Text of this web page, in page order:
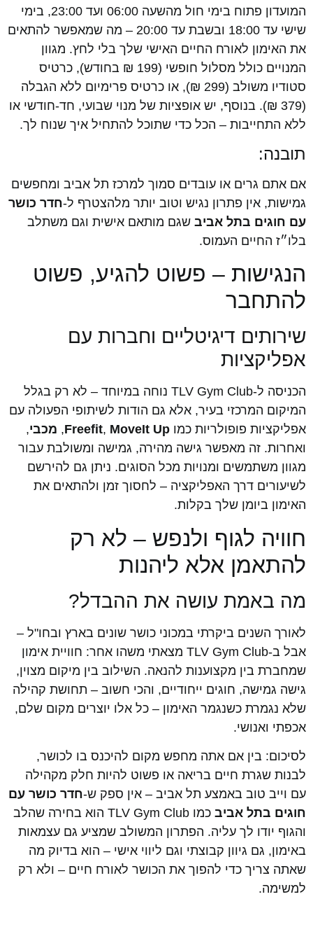
המועדון פתוח בימי חול מהשעה 06:00 ועד 23:00, בימי
שישי עד 18:00 ובשבת עד 20:00 – מה שמאפשר להתאים
את האימון לאורח החיים האישי שלך בלי לחץ. מגוון
המנויים כולל מסלול חופשי (199 ₪ בחודש), כרטיס
סטודיו משולב (299 ₪), או כרטיס פרימיום ללא הגבלה
(379 ₪). בנוסף, יש אופציות של מנוי שבועי, חד-חודשי או
ללא התחייבות – הכל כדי שתוכל להתחיל איך שנוח לך.
תובנה:
אם אתם גרים או עובדים סמוך למרכז תל אביב ומחפשים
גמישות, אין פתרון נגיש וטוב יותר מלהצטרף ל-חדר כושר
עם חוגים בתל אביב שגם מותאם אישית וגם משתלב
בלו״ז החיים העמוס.
הנגישות – פשוט להגיע, פשוט
להתחבר
שירותים דיגיטליים וחברות עם
אפליקציות
הכניסה ל-TLV Gym Club נוחה במיוחד – לא רק בגלל
המיקום המרכזי בעיר, אלא גם הודות לשיתופי הפעולה עם
אפליקציות פופולריות כמו
Freefit, MoveIt Up
, מכבי,
ואחרות. זה מאפשר גישה מהירה, גמישה ומשולבת עבור
מגוון משתמשים ומנויות מכל הסוגים. ניתן גם להירשם
לשיעורים דרך האפליקציה – לחסוך זמן ולהתאים את
האימון ביומן שלך בקלות.
חוויה לגוף ולנפש – לא רק
להתאמן אלא ליהנות
מה באמת עושה את ההבדל?
לאורך השנים ביקרתי במכוני כושר שונים בארץ ובחו"ל –
אבל ב-TLV Gym Club מצאתי משהו אחר: חוויית אימון
שמחברת בין מקצוענות להנאה. השילוב בין מיקום מצוין,
גישה גמישה, חוגים ייחודיים, והכי חשוב – תחושת קהילה
שלא נגמרת כשנגמר האימון – כל אלו יוצרים מקום שלם,
אכפתי ואנושי.
לסיכום: בין אם אתה מחפש מקום להיכנס בו לכושר,
לבנות שגרת חיים בריאה או פשוט להיות חלק מקהילה
עם וייב טוב באמצע תל אביב – אין ספק ש-חדר כושר עם
חוגים בתל אביב
כמו TLV Gym Club הוא בחירה שהלב
והגוף יודו לך עליה. הפתרון המשולב שמציע גם עצמאות
באימון, גם גיוון קבוצתי וגם ליווי אישי – הוא בדיוק מה
שאתה צריך כדי להפוך את הכושר לאורח חיים – ולא רק
למשימה.